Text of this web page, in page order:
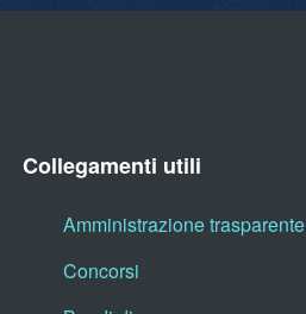
Collegamenti utili
Amministrazione trasparente
Concorsi